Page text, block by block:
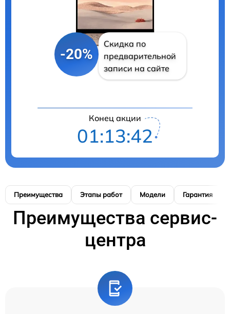
-20%
Скидка по
предварительной
записи на сайте
Конец акции
01:13:41
Преимущества Этапы работ Модели Гарантия
Преимущества сервис-
центра